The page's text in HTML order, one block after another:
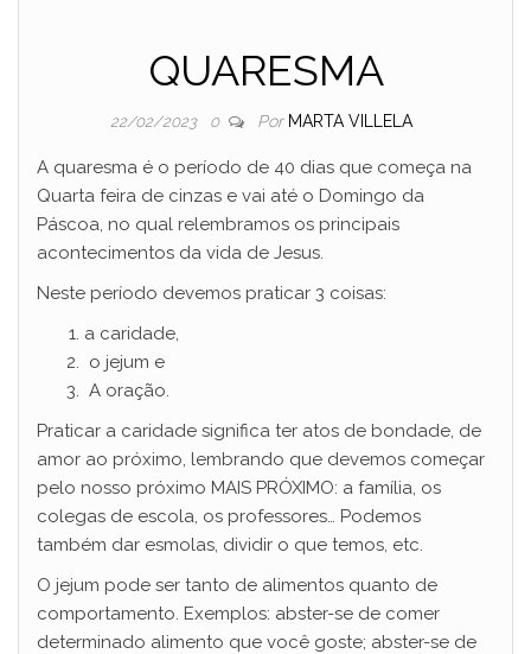
QUARESMA
22/02/2023 0 Por MARTA VILLELA
A quaresma é o período de 40 dias que começa na
Quarta feira de cinzas e vai até o Domingo da
Páscoa, no qual relembramos os principais
acontecimentos da vida de Jesus.
Neste período devemos praticar 3 coisas:
a caridade,
o jejum e
A oração.
Praticar a caridade significa ter atos de bondade, de
amor ao próximo, lembrando que devemos começar
pelo nosso próximo MAIS PRÓXIMO: a família, os
colegas de escola, os professores… Podemos
também dar esmolas, dividir o que temos, etc.
O jejum pode ser tanto de alimentos quanto de
comportamento. Exemplos: abster-se de comer
determinado alimento que você goste; abster-se de